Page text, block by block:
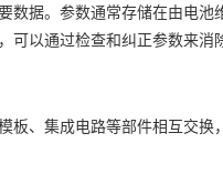
数据。参数通常存储在由电
以通过检查和纠正参数来消
、集成电路等部件相互交